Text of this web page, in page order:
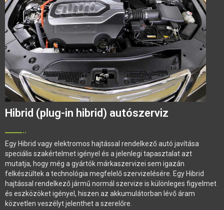
Hibrid (plug-in hibrid) autószerviz
Egy Hibrid vagy elektromos hajtással rendelkező autó javítása
speciális szakértelmet igényel és a jelenlegi tapasztalat azt
mutatja, hogy még a gyártók márkaszervizei sem igazán
felkészültek a technológia megfelelő szervizelésére. Egy Hibrid
hajtással rendelkező jármű normál szervize is különleges figyelmet
és eszközöket igényel, hiszen az akkumulátorban lévő áram
közvetlen veszélyt jelenthet a szerelőre.